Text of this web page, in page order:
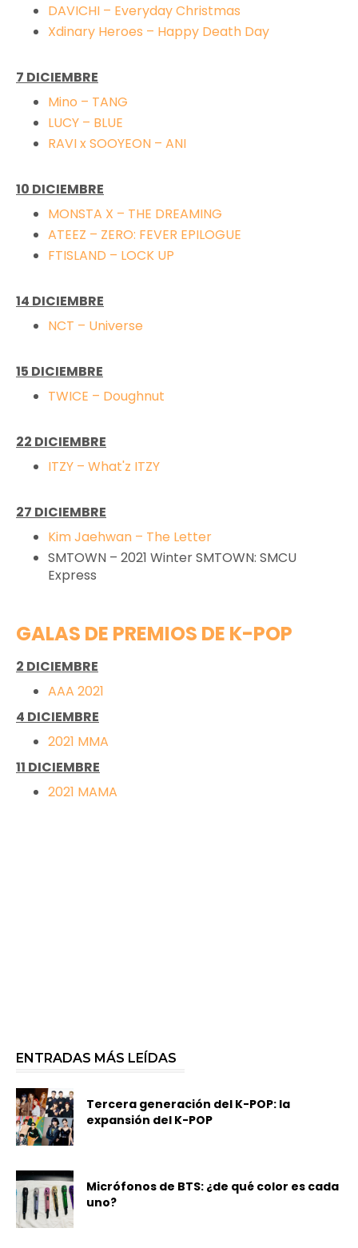
DAVICHI – Everyday Christmas
Xdinary Heroes – Happy Death Day
7 DICIEMBRE
Mino – TANG
LUCY – BLUE
RAVI x SOOYEON – ANI
10 DICIEMBRE
MONSTA X – THE DREAMING
ATEEZ – ZERO: FEVER EPILOGUE
FTISLAND – LOCK UP
14 DICIEMBRE
NCT – Universe
15 DICIEMBRE
TWICE – Doughnut
22 DICIEMBRE
ITZY – What'z ITZY
27 DICIEMBRE
Kim Jaehwan – The Letter
SMTOWN – 2021 Winter SMTOWN: SMCU
Express
GALAS DE PREMIOS DE K-POP
2 DICIEMBRE
AAA 2021
4 DICIEMBRE
2021 MMA
11 DICIEMBRE
2021 MAMA
ENTRADAS MÁS LEÍDAS
Tercera generación del K-POP: la
expansión del K-POP
Micrófonos de BTS: ¿de qué color es cada
uno?